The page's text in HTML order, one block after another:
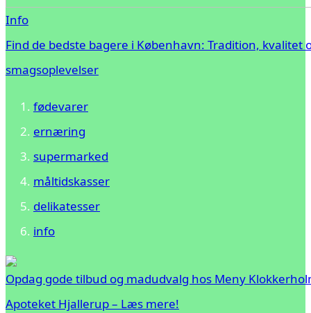
Info
Find de bedste bagere i København: Tradition, kvalitet
smagsoplevelser
fødevarer
ernæring
supermarked
måltidskasser
delikatesser
info
Opdag gode tilbud og madudvalg hos Meny
Apoteket Hjallerup – Læs mere!